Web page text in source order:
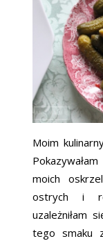
Moim
moich
ostrych i
uzależniłam
tego smaku